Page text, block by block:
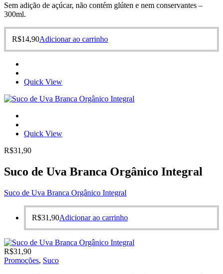
Sem adição de açúcar, não contém glúten e nem conservantes –
300ml.
R$14,90Adicionar ao carrinho
Quick View
Quick View
R$31,90
Suco de Uva Branca Orgânico Integral
Suco de Uva Branca Orgânico Integral
R$31,90Adicionar ao carrinho
R$31,90
Promoções, Suco